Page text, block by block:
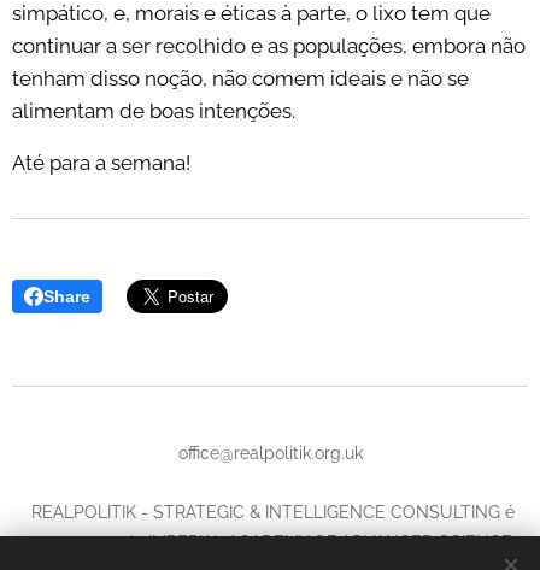
simpático, e, morais e éticas à parte, o lixo tem que
continuar a ser recolhido e as populações, embora não
tenham disso noção, não comem ideais e não se
alimentam de boas intenções.
Até para a semana!
Share
office@realpolitik.org.uk
REALPOLITIK - STRATEGIC & INTELLIGENCE CONSULTING é
uma marca da IMPERIAL ACADEMY OF ADVANCED SCIENCE